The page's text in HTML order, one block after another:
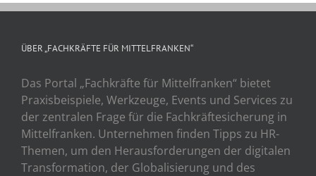
ÜBER „FACHKRÄFTE FÜR MITTELFRANKEN“
Das Portal „Fachkräfte für Mittelfranken“ bietet
Praxisbeispiele, Werkzeuge, Events und Services zu
der zentralen Frage für die Fachkräftesicherung in
Mittelfranken. Unternehmen finden Tipps zu HR-
Themen, um den Herausforderungen der digitalen
Transformation, der Globalisierung und des